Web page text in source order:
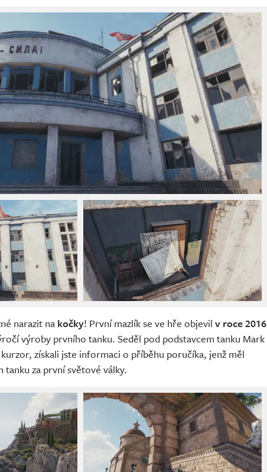
narazit nakočky! První mazlík se ve hře objevil v roce 2016
výroby prvního tanku. Seděl pod podstavcem tanku Mark
získali jste informaci o příběhu poručíka, jenž měl
tanku za první světové války.